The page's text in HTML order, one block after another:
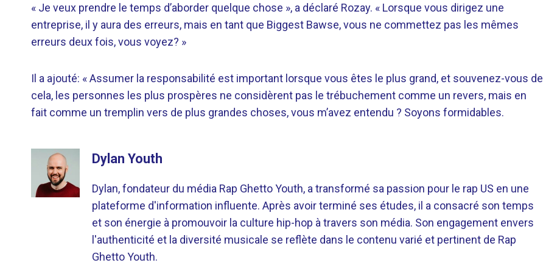
« Je veux prendre le temps d’aborder quelque chose », a déclaré Rozay. « Lorsque vous dirigez une
entreprise, il y aura des erreurs, mais en tant que Biggest Bawse, vous ne commettez pas les mêmes
erreurs deux fois, vous voyez? »
Il a ajouté: « Assumer la responsabilité est important lorsque vous êtes le plus grand, et souvenez-vous de
cela, les personnes les plus prospères ne considèrent pas le trébuchement comme un revers, mais en
fait comme un tremplin vers de plus grandes choses, vous m’avez entendu ? Soyons formidables.
Dylan Youth
Dylan, fondateur du média Rap Ghetto Youth, a transformé sa passion pour le rap US en une
plateforme d'information influente. Après avoir terminé ses études, il a consacré son temps
et son énergie à promouvoir la culture hip-hop à travers son média. Son engagement envers
l'authenticité et la diversité musicale se reflète dans le contenu varié et pertinent de Rap
Ghetto Youth.